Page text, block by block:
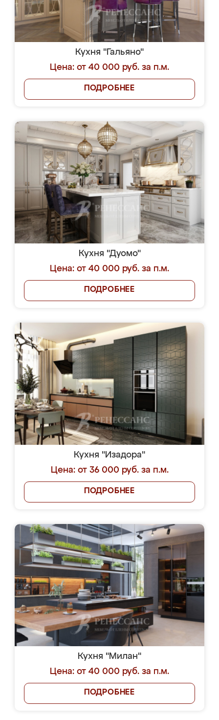
Кухня "Гальяно"
Цена: от 40 000 руб. за п.м.
ПОДРОБНЕЕ
Кухня "Дуомо"
Цена: от 40 000 руб. за п.м.
ПОДРОБНЕЕ
Кухня "Изадора"
Цена: от 36 000 руб. за п.м.
ПОДРОБНЕЕ
Кухня "Милан"
Цена: от 40 000 руб. за п.м.
ПОДРОБНЕЕ